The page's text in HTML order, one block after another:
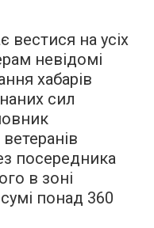
вестися на усіх
невідомі
хабарів
сил
посередника
в зоні
понад 360